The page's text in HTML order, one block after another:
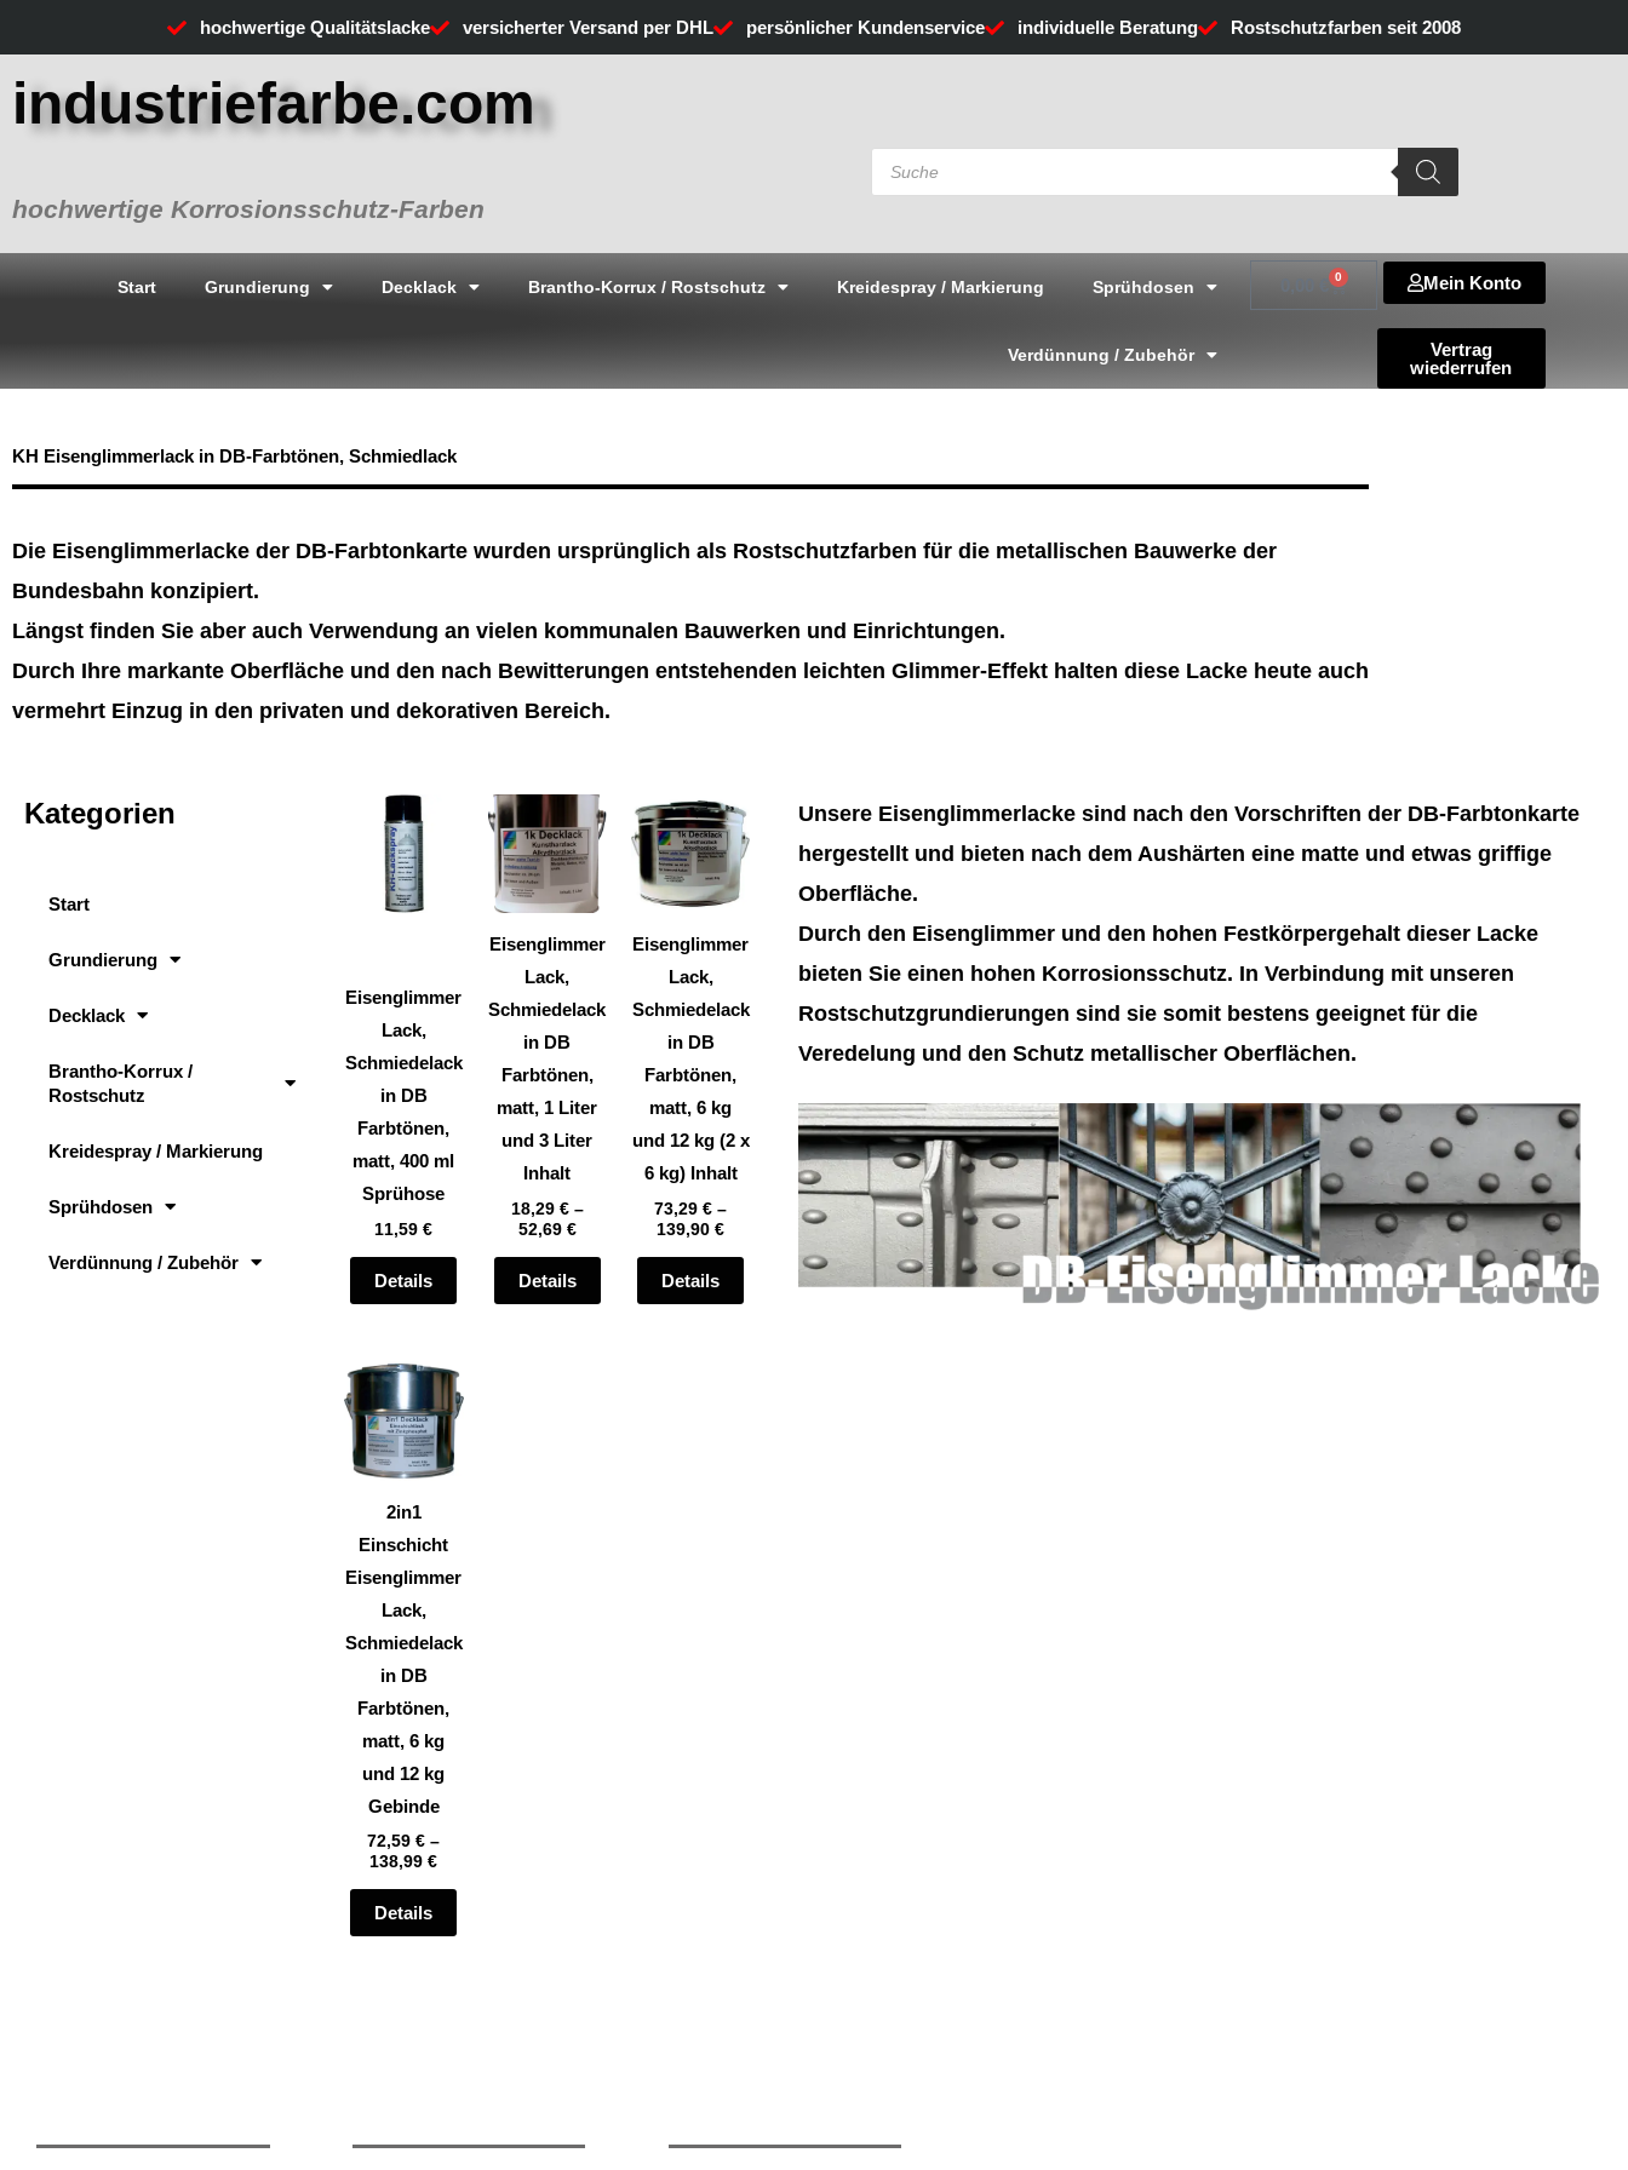
springen
hochwertige Qualitätslacke versicherter Versand per DHL persönlicher Kundenservice individuelle Beratung Rostschutzfarben seit 2008
industriefarbe.com
hochwertige Korrosionsschutz-Farben
Products
search
Start Grundierung Decklack Brantho-Korrux / Rostschutz Kreidespray / Markierung Sprühdosen
Verdünnung / Zubehör
0
WarenkorbMein Konto
Vertrag
wiederrufen
KH Eisenglimmerlack in DB-Farbtönen, Schmiedlack
Die Eisenglimmerlacke der DB-Farbtonkarte wurden ursprünglich als Rostschutzfarben für die metallischen Bauwerke der
Bundesbahn konzipiert.
Längst finden Sie aber auch Verwendung an vielen kommunalen Bauwerken und Einrichtungen.
Durch Ihre markante Oberfläche und den nach Bewitterungen entstehenden leichten Glimmer-Effekt halten diese Lacke heute auch
vermehrt Einzug in den privaten und dekorativen Bereich.
Kategorien
Start
Grundierung
Decklack
Brantho-Korrux /
Rostschutz
Kreidespray / Markierung
Sprühdosen
Verdünnung / Zubehör
Eisenglimmer
Lack,
Schmiedelack
in DB
Farbtönen,
matt, 400 ml
Sprühose
11,59€
Details
Dieses
Produkt
mehrere
Varianten
Die
Optionen
können
Produktseite
gewählt
Eisenglimmer
Lack,
Schmiedelack
in DB
Farbtönen,
matt, 1 Liter
und 3 Liter
Inhalt
18,29 €–
52,69 €
Details
Dieses
Produkt
weist
mehrere
Varianten
Die
Optionen
können
Produktseite
gewählt
werden
Eisenglimmer
Lack,
Schmiedelack
in DB
Farbtönen,
matt, 6 kg
und 12 kg (2 x
6 kg) Inhalt
73,29 € –
139,90 €
Details
Dieses
Produkt
mehrere
Varianten
Die
der
Produktseite
2in1
Einschicht
Eisenglimmer
Lack,
Schmiedelack
in DB
Farbtönen,
matt, 6 kg
und 12 kg
Gebinde
72,59€ –
138,99€
Details
Dieses
Produkt
Die
können
Unsere Eisenglimmerlacke sind nach den Vorschriften der DB-Farbtonkarte
hergestellt und bieten nach dem Aushärten eine matte und etwas griffige
Oberfläche.
Durch den Eisenglimmer und den hohen Festkörpergehalt dieser Lacke
bieten Sie einen hohen Korrosionsschutz. In Verbindung mit unseren
Rostschutzgrundierungen sind sie somit bestens geeignet für die
Veredelung und den Schutz metallischer Oberflächen.
Rechtliches Informationen Zahlung und Versand